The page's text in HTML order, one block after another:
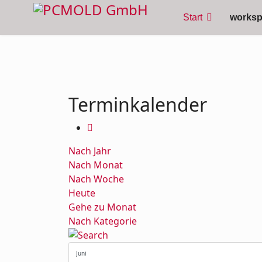
Start
Terminkalender
Nach Jahr
Nach Monat
Nach Woche
Heute
Gehe zu Monat
Nach Kategorie